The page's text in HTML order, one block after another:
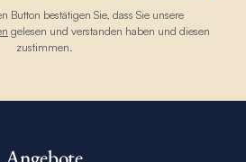
Button bestätigen Sie, dass Sie unsere
gelesen und verstanden haben und diesen
zustimmen.